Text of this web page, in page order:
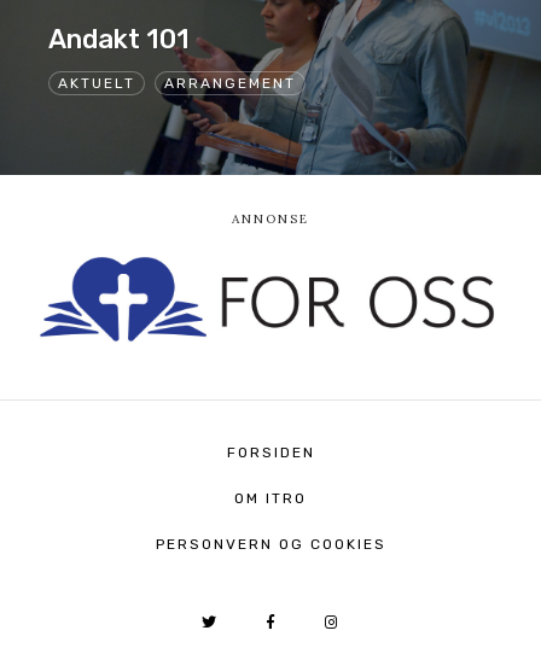
AKTUELT ARRANGEMENT
Andakt 101
FORSIDEN
OM ITRO
PERSONVERN OG COOKIES